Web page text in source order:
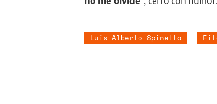
Luis Alberto Spinetta